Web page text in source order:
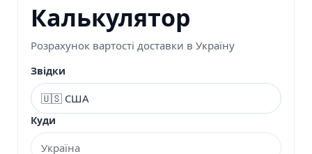
Калькулятор
Розрахунок вартості доставки в Україну
Звідки
Куди